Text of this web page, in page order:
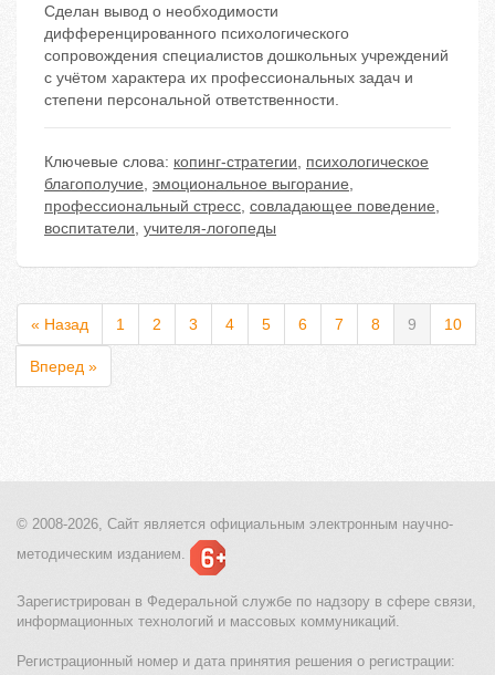
Сделан вывод о необходимости
дифференцированного психологического
сопровождения специалистов дошкольных учреждений
с учётом характера их профессиональных задач и
степени персональной ответственности.
Ключевые слова: копинг-стратегии, психологическое
благополучие, эмоциональное выгорание,
профессиональный стресс, совладающее поведение,
воспитатели, учителя-логопеды
« Назад 1 2 3 4 5 6 7 8 9 10
Вперед »
© 2008-2026, Сайт является официальным электронным научно-
методическим изданием.
Зарегистрирован в Федеральной службе по надзору в сфере связи,
информационных технологий и массовых коммуникаций.
Регистрационный номер и дата принятия решения о регистрации: